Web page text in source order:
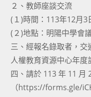
２、教師座談交流
(１)時間：113年12月3
(２)地點：明陽中學會
三、經報名錄取者，
人權教育資源中心年度
四、請於 113 年 11 月
（https://forms.gle/